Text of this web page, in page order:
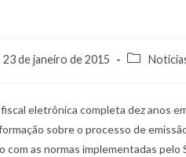
23 de janeiro de 2015
eletrônica completa dez anos
sobre o processo de
com as normas implementadas